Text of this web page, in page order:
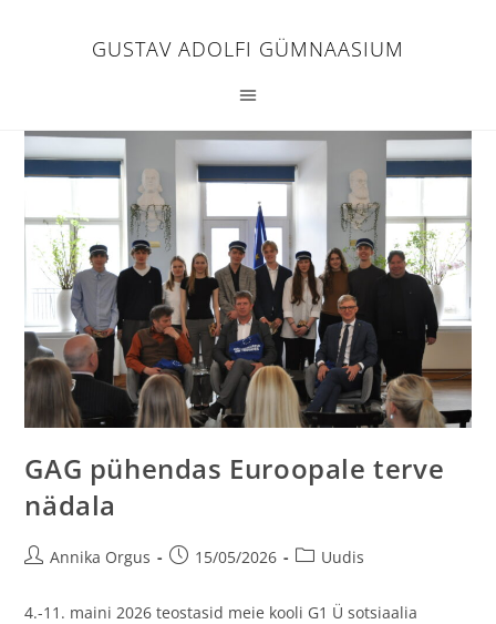
GUSTAV ADOLFI GÜMNAASIUM
GAG pühendas Euroopale terve
nädala
Annika Orgus 15/05/2026 Uudis
4.-11. maini 2026 teostasid meie kooli G1 Ü sotsiaalia